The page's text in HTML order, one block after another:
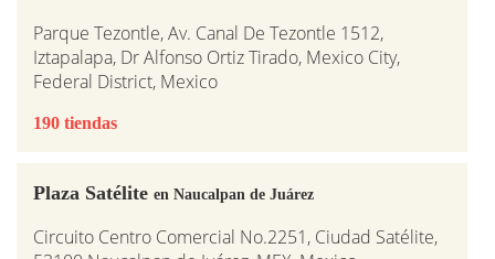
Parque Tezontle, Av. Canal De Tezontle 1512,
Iztapalapa, Dr Alfonso Ortiz Tirado, Mexico City,
Federal District, Mexico
190 tiendas
Plaza Satélite en Naucalpan de Juárez
Circuito Centro Comercial No.2251, Ciudad Satélite,